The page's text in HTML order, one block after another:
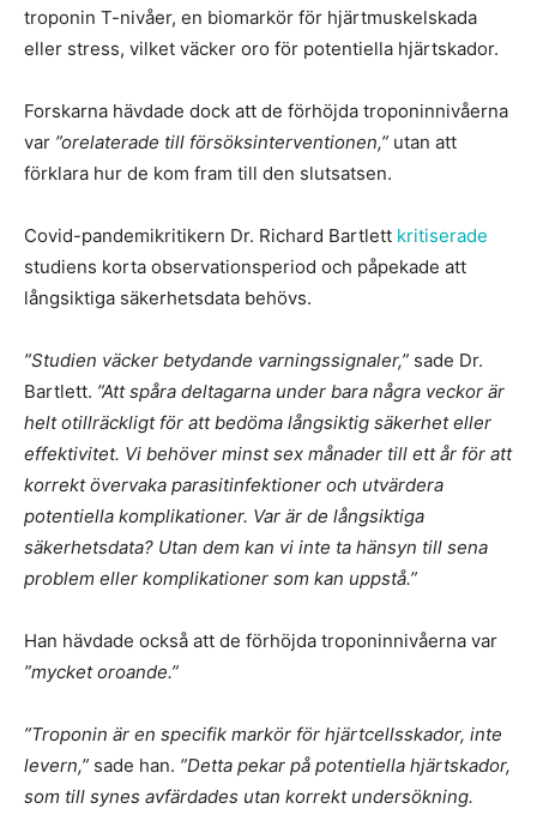
troponin T-nivåer, en biomarkör för hjärtmuskelskada
eller stress, vilket väcker oro för potentiella hjärtskador.
Forskarna hävdade dock att de förhöjda troponinnivåerna
var ”orelaterade till försöksinterventionen,” utan att
förklara hur de kom fram till den slutsatsen.
Covid-pandemikritikern Dr. Richard Bartlett kritiserade
studiens korta observationsperiod och påpekade att
långsiktiga säkerhetsdata behövs.
”Studien väcker betydande varningssignaler,” sade Dr.
Bartlett. ”Att spåra deltagarna under bara några veckor är
helt otillräckligt för att bedöma långsiktig säkerhet eller
effektivitet. Vi behöver minst sex månader till ett år för att
korrekt övervaka parasitinfektioner och utvärdera
potentiella komplikationer. Var är de långsiktiga
säkerhetsdata? Utan dem kan vi inte ta hänsyn till sena
problem eller komplikationer som kan uppstå.”
Han hävdade också att de förhöjda troponinnivåerna var
”mycket oroande.”
”Troponin är en specifik markör för hjärtcellsskador, inte
levern,” sade han. ”Detta pekar på potentiella hjärtskador,
som till synes avfärdades utan korrekt undersökning.